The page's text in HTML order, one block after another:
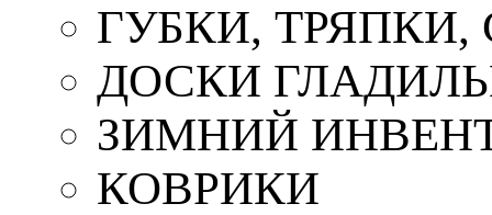
ГУБКИ,
ДОСКИ
ЗИМНИЙ
КОВРИКИ